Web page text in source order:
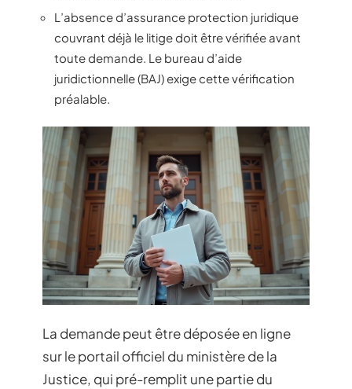
L’absence d’assurance protection juridique
couvrant déjà le litige doit être vérifiée avant
toute demande. Le bureau d’aide
juridictionnelle (BAJ) exige cette vérification
préalable.
La demande peut être déposée en ligne
sur le portail officiel du ministère de la
Justice, qui pré-remplit une partie du